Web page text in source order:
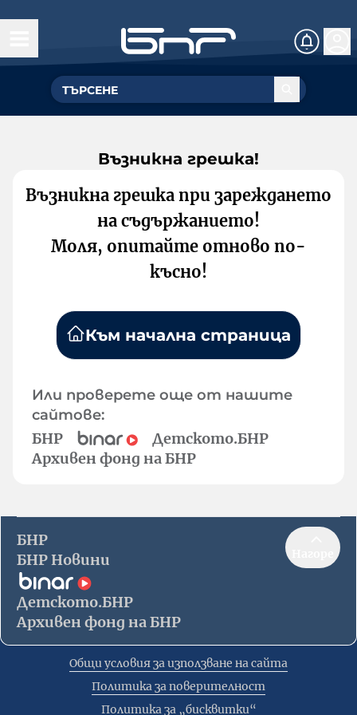
Възникна грешка!
Възникна грешка при зареждането
на съдържанието!
Моля, опитайте отново по-
късно!
Към начална страница
Или проверете още от нашите
сайтове:
БНР
Детското.БНР
Архивен фонд на БНР
БНР
БНР Новини
Детското.БНР
Архивен фонд на БНР
Общи условия за използване на сайта
Политика за поверителност
Политика за „бисквитки“